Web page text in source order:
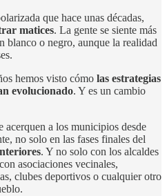
que hace unas décadas,
matices. La gente se siente más
blanco o negro, aunque la realidad
hemos visto cómo las estrategias
evolucionado. Y es un cambio
acerquen a los municipios desde
no solo en las fases finales del
. Y no solo con los alcaldes
asociaciones vecinales,
clubes deportivos o cualquier otro